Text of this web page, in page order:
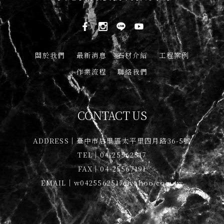
關於我們 最新消息 石材介紹
工程案例
作業流程
聯絡我們
CONTACT US
ADDRESS｜臺中市后里區太平里四月路36-5號
TEL｜04-25562517
FAX｜04-25567191
EMAIL｜w0425562517@yahoo.com.tw